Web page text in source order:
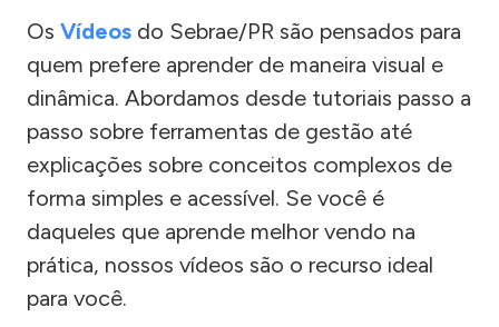
Os Vídeos do Sebrae/PR são pensados para
quem prefere aprender de maneira visual e
dinâmica. Abordamos desde tutoriais passo a
passo sobre ferramentas de gestão até
explicações sobre conceitos complexos de
forma simples e acessível. Se você é
daqueles que aprende melhor vendo na
prática, nossos vídeos são o recurso ideal
para você.